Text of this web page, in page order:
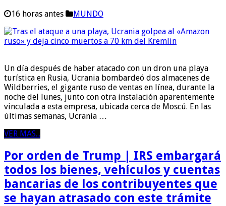
16 horas antes MUNDO
Un día después de haber atacado con un dron una playa
turística en Rusia, Ucrania bombardeó dos almacenes de
Wildberries, el gigante ruso de ventas en línea, durante la
noche del lunes, junto con otra instalación aparentemente
vinculada a esta empresa, ubicada cerca de Moscú. En las
últimas semanas, Ucrania …
VER MAS...
Por orden de Trump | IRS embargará
todos los bienes, vehículos y cuentas
bancarias de los contribuyentes que
se hayan atrasado con este trámite